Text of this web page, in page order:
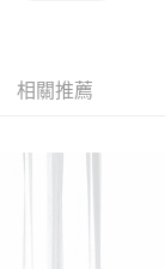
相關推薦